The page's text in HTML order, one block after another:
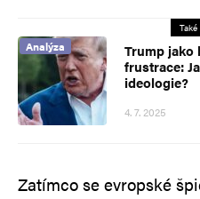
Analýza
Trump jako
frustrace:
ideologie?
4. 7. 2025
Zatímco se evropské